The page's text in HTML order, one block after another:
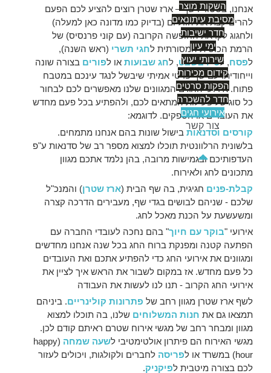
השקות מוצר
מסיבת עיתונאים
חדר ישיבות
ימי עיון
שירותי יעוץ
קידום מכירות
הפקות סרטים
חדר להשכרה
אירועי חגים
צור קשר
אנחנו, בסטודיו שף – ארז שטרן רוצים להציע לכם הפעם
להרים קצת את הווליום (בדיוק כמו מדונה כאן למעלה)
ולחגוג לקראת החופשה הקרובה (עם קוני פרנסיס) של
הרמת הכוסית המסורתית לחגי תשרי (ראש השנה),
לפסח, לט"ו בשבט, לחג שבועות או לפורים בצורה שונה
וייחודית. עם שף פרטי אמיתי שיבשל לנגד עינכם במטבח
פתוח. אירועי החגים המגוונים שלנו מאפשרים לכם לבחור
כל סוג של פעילות המתאים לכם, ולהפתיע בכל פעם מחדש
את העובדים או הספקים. לדוגמא:
קורסים וסדנאות בישול שונות בהם אנחנו מתמחים.
בלשונית הרלוונטית תוכלו למצוא מספר רב של סדנאות ע"פ
העדפותיכם ובגמישות מרובה, בהן נלמד אתכם מגוון
מתכונים לחג ולאירוח.
קבלת-פנים חגיגית, בה שף הבית (ארז שטרן) והמנכ"ל
שלכם - שניהם לבושים בגדי שף, מעבירים הדרכה קצרה
ומשעשעת על הכנת מאכל לחג.
אירועי "בוקר עם חיוך" בהם נחכה לעובדי החברה עם
הפתעה קטנה ומפנקת ברוח החג בכל שנה אנחנו מחדשים
ומגוונים את אירועי החג כדי להפתיע אתכם ואת העובדים
כל פעם מחדש. אז במקום לשבור את הראש איך לציין את
אירועי החג הקרוב - תנו לנו לעשות את העבודה
לשף ארז שטרן מגוון רחב של פתרונות קולינריים. ביניהם
תמצאו גם את חנות המשלוחים שלנו, בה תוכלו למצוא
מגוון ומבחר רחב של מגשי אירוח שטרם ראיתם קודם לכן.
מגשי האירוח הם פיתרון אולטימטיבי לשעה שמחה (happy
hour) במשרד או ל
פריסה לחברים ולקולגות, ויכולים לעזור
לכם בצורה מיטבית לפיקניק.